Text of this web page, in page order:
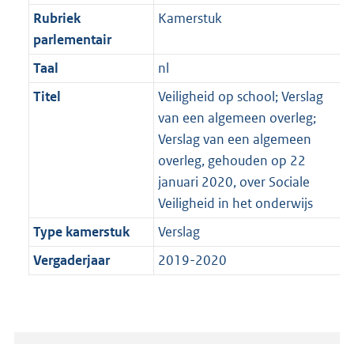
Rubriek
parlementair
Kamerstuk
Taal
nl
Titel
Veiligheid op school; Verslag
van een algemeen overleg;
Verslag van een algemeen
overleg, gehouden op 22
januari 2020, over Sociale
Veiligheid in het onderwijs
Type kamerstuk
Verslag
Vergaderjaar
2019-2020